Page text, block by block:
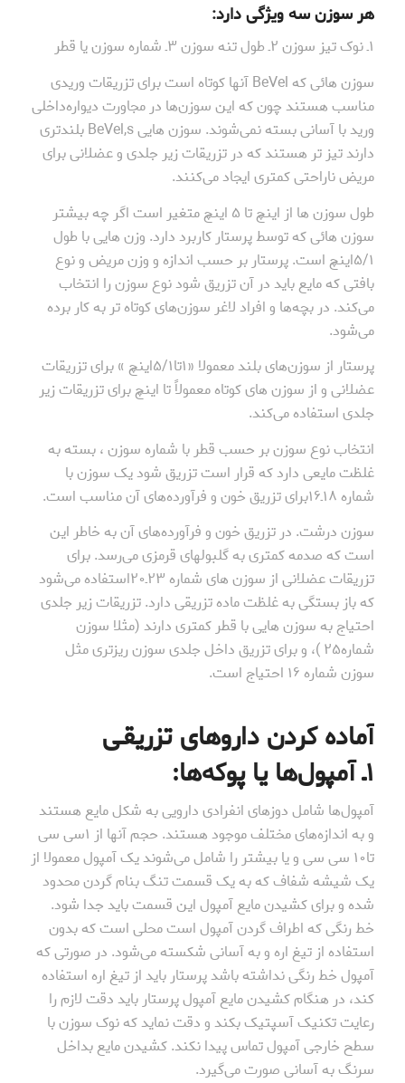
هر سوزن سه ویژگی دارد:
۱ـ نوک تیز سوزن ۲ـ طول تنه سوزن ۳ـ شماره سوزن یا قطر
سوزن هائی که BeVel آنها کوتاه است برای تزریقات وریدی
مناسب هستند چون که این سوزن‌ها در مجاورت دیواره‌داخلی
ورید با آسانی بسته نمی‌شوند. سوزن هایی BeVel,s بلندتری
دارند تیز تر هستند که در تزریقات زیر جلدی و عضلانی برای
مریض ناراحتی کمتری ایجاد می‌کنند.
طول سوزن ها از اینچ تا ۵ اینچ متغیر است اگر چه بیشتر
سوزن هائی که توسط پرستار کاربرد دارد. وزن هایی با طول
۵/۱اینچ است. پرستار بر حسب اندازه و وزن مریض و نوع
بافتی که مایع باید در آن تزریق شود نوع سوزن را انتخاب
می‌کند. در بچه‌ها و افراد لاغر سوزن‌های کوتاه تر به کار برده
می‌شود.
پرستار از سوزن‌های بلند معمولا «۱تا۵/۱اینچ » برای تزریقات
عضلانی و از سوزن های کوتاه معمولاً تا اینچ برای تزریقات زیر
جلدی استفاده می‌کند.
انتخاب نوع سوزن بر حسب قطر با شماره سوزن ، بسته به
غلظت مایعی دارد که قرار است تزریق شود یک سوزن با
شماره ۱۸ـ۱۶برای تزریق خون و فرآورده‌های آن مناسب است.
سوزن درشت. در تزریق خون و فرآورده‌های آن به خاطر این
است که صدمه کمتری به گلبولهای قرمزی می‌رسد. برای
تزریقات عضلانی از سوزن های شماره ۲۳ـ۲۰استفاده می‌شود
که باز بستگی به غلظت ماده تزریقی دارد. تزریقات زیر جلدی
احتیاج به سوزن هایی با قطر کمتری دارند (مثلا سوزن
شماره۲۵ )، و برای تزریق داخل جلدی سوزن ریزتری مثل
سوزن شماره ۱۶ احتیاج است.
آماده کردن داروهای تزریقـی
۱ـ آمپول‌ها یا پوکه‌ها:
آمپول‌ها شامل دوزهای انفرادی دارویی به شکل مایع هستند
و به اندازه‌های مختلف موجود هستند. حجم آنها از ۱سی سی
تا۱۰ سی سی و یا بیشتر را شامل می‌شوند یک آمپول معمولا از
یک شیشه شفاف که به یک قسمت تنگ بنام گردن محدود
شده و برای کشیدن مایع آمپول این قسمت باید جدا شود.
خط رنگی که اطراف گردن آمپول است محلی است که بدون
استفاده از تیغ اره و به آسانی شکسته می‌شود. در صورتی که
آمپول خط رنگی نداشته باشد پرستار باید از تیغ اره استفاده
کند، در هنگام کشیدن مایع آمپول پرستار باید دقت لازم را
رعایت تکنیک آسپتیک بکند و دقت نماید که نوک سوزن با
سطح خارجی آمپول تماس پیدا نکند. کشیدن مایع بداخل
سرنگ به آسانی صورت می‌گیرد.